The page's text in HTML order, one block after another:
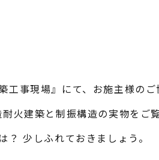
工事現場』にて、お施主様のご
火建築と制振構造の実物をご
少しふれておきましょう。